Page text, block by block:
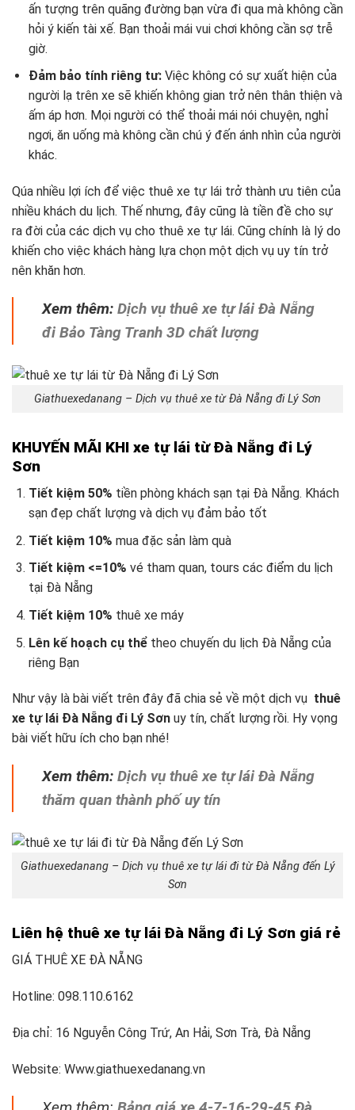
ấn tượng trên quãng đường bạn vừa đi qua mà không cần
hỏi ý kiến tài xế. Bạn thoải mái vui chơi không cần sợ trễ
giờ.
Đảm bảo tính riêng tư:Việc không có sự xuất hiện của
người lạ trên xe sẽ khiến không gian trở nên thân thiện và
ấm áp hơn. Mọi người có thể thoải mái nói chuyện, nghỉ
ngơi, ăn uống mà không cần chú ý đến ánh nhìn của người
khác.
Qúa nhiều lợi ích để việc thuê xe tự lái trở thành ưu tiên của
nhiều khách du lịch. Thế nhưng, đây cũng là tiền đề cho sự
ra đời của các dịch vụ cho thuê xe tự lái. Cũng chính là lý do
khiến cho việc khách hàng lựa chọn một dịch vụ uy tín trở
nên khăn hơn.
Xem thêm: Dịch vụ thuê xe tự lái Đà Nẵng
đi Bảo Tàng Tranh 3D chất lượng
Giathuexedanang – Dịch vụ thuê xe từ Đà Nẵng đi Lý Sơn
KHUYẾN MÃI KHI xe tự lái từ Đà Nẵng đi Lý
Sơn
Tiết kiệm 50% tiền phòng khách sạn tại Đà Nẵng. Khách
sạn đẹp chất lượng và dịch vụ đảm bảo tốt
Tiết kiệm 10% mua đặc sản làm quà
Tiết kiệm <=10% vé tham quan, tours các điểm du lịch
tại Đà Nẵng
Tiết kiệm 10% thuê xe máy
Lên kế hoạch cụ thể theo chuyến du lịch Đà Nẵng của
riêng Bạn
Như vậy là bài viết trên đây đã chia sẻ về một dịch vụ thuê
xe tự lái Đà Nẵng đi Lý Sơn uy tín, chất lượng rồi. Hy vọng
bài viết hữu ích cho bạn nhé!
Xem thêm: Dịch vụ thuê xe tự lái Đà Nẵng
thăm quan thành phố uy tín
Giathuexedanang – Dịch vụ thuê xe tự lái đi từ Đà Nẵng đến Lý
Sơn
Liên hệ thuê xe tự lái Đà Nẵng đi Lý Sơn giá rẻ
GIÁ THUÊ XE ĐÀ NẴNG
Hotline: 098.110.6162
Địa chỉ: 16 Nguyễn Công Trứ, An Hải, Sơn Trà, Đà Nẵng
Website: Www.giathuexedanang.vn